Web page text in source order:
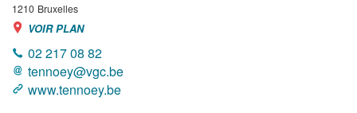
1210 Bruxelles
VOIR PLAN
02 217 08 82
tennoey@vgc.be
www.tennoey.be